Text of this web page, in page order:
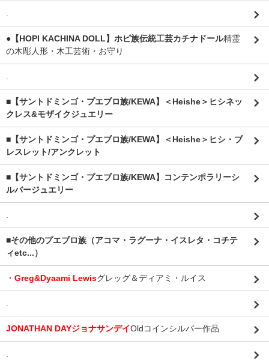
.
●【HOPI KACHINA DOLL】ホピ族伝統工芸カチナドール精霊
の木彫人形・木工芸術・お守り
.
■【サントドミンゴ・プエブロ族/KEWA】＜Heishe＞ヒシネッ
クレス&モザイクジュエリー
■【サントドミンゴ・プエブロ族/KEWA】＜Heishe＞ヒシ・ブ
レスレット/アンクレット
■【サントドミンゴ・プエブロ族/KEWA】コンテンポラリーシ
ルバージュエリー
.
■その他のプエブロ族（アコマ・ラグーナ・イスレタ・コチテ
ィetc...）
・ Greg&Dyaami Lewisグレッグ＆ディアミ・ルイス
.
JONATHAN DAYジョナサンデイOldコインシルバー作品
.